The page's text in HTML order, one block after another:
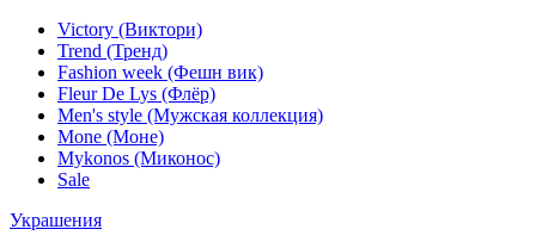
Victory (Виктори)
Trend (Тренд)
Fashion week (Фешн вик)
Fleur De Lys (Флёр)
Men's style (Мужская коллекция)
Mone (Моне)
Mykonos (Миконос)
Sale
Украшения